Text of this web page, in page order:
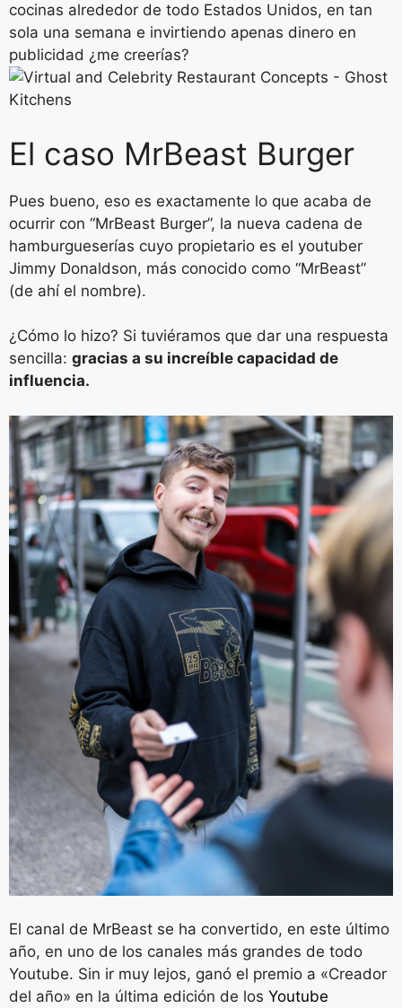
cocinas alrededor de todo Estados Unidos, en tan
sola una semana e invirtiendo apenas dinero en
publicidad ¿me creerías?
El caso MrBeast Burger
Pues bueno, eso es exactamente lo que acaba de
ocurrir con “MrBeast Burger”, la nueva cadena de
hamburgueserías cuyo propietario es el youtuber
Jimmy Donaldson, más conocido como “MrBeast”
(de ahí el nombre).
¿Cómo lo hizo? Si tuviéramos que dar una respuesta
sencilla: gracias a su increíble capacidad de
influencia.
El canal de MrBeast se ha convertido, en este último
año, en uno de los canales más grandes de todo
Youtube. Sin ir muy lejos, ganó el premio a «Creador
del año» en la última edición de los Youtube